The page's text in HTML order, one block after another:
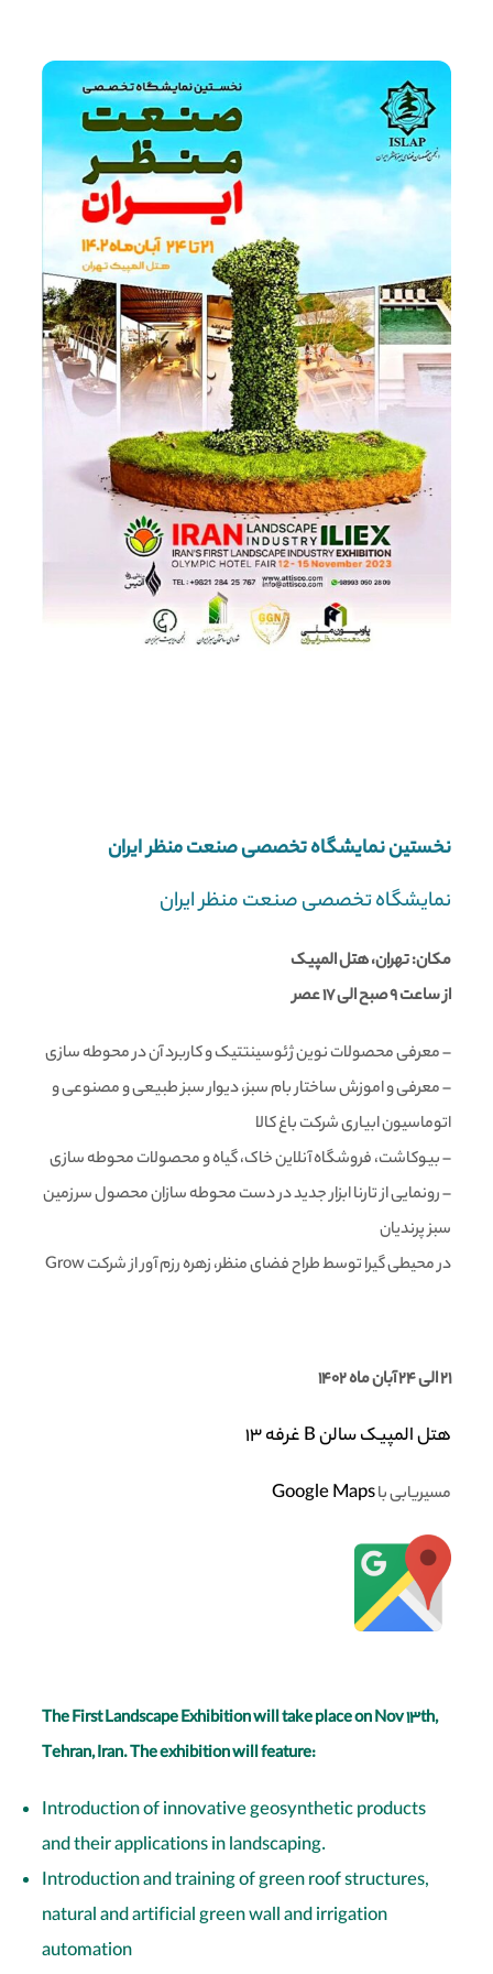
نخستین نمایشگاه تخصصی صنعت منظر ایران
نمایشگاه تخصصی صنعت منظر ایران
مکان: تهران، هتل المپیک
از ساعت ۹ صبح الی ۱۷ عصر
– معرفی محصولات نوین ژئوسینتتیک و کاربرد آن در محوطه سازی
– معرفی و اموزش ساختار بام سبز، دیوار سبز طبیعی و مصنوعی و
اتوماسیون ابیاری شرکت باغ کالا
– بیوکاشت، فروشگاه آنلاین خاک، گیاه و محصولات محوطه سازی
– رونمایی از تارنا ابزار جدید در دست محوطه سازان محصول سرزمین
سبز پرندیان
در محیطی گیرا توسط طراح فضای منظر، زهره رزم آور از شرکت Grow
۲۱ الی ۲۴ آبان ماه ۱۴۰۲
هتل المپیک سالن B غرفه 13
مسیریابی باGoogle Maps
The First Landscape Exhibition will take place on Nov 13th,
Tehran, Iran. The exhibition will feature:
Introduction of innovative geosynthetic products
and their applications in landscaping.
Introduction and training of green roof structures,
natural and artificial green wall and irrigation
automation